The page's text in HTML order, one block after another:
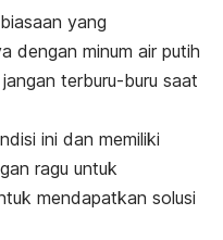
yang
dengan minum air putih
terburu-buru saat
ini dan memiliki
ragu untuk
mendapatkan solusi